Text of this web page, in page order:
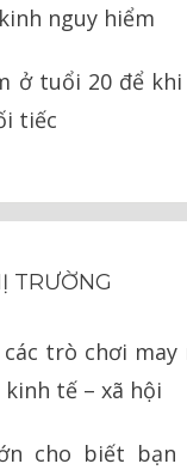
nguy hiểm
ở tuổi 20 để khi
tiếc
TRƯỜNG
các trò chơi may
tế – xã hội
cho biết bạn